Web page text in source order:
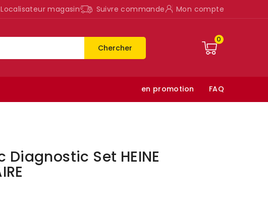
Localisateur magasin Suivre commande Mon compte
Chercher
0
en promotion FAQ
Set HEINE